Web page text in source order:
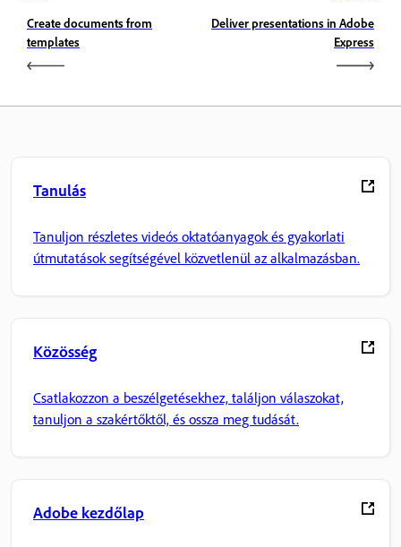
Create documents from
templates
Deliver presentations in Adobe
Express
Tanulás
Tanuljon részletes videós oktatóanyagok és gyakorlati
útmutatások segítségével közvetlenül az alkalmazásban.
Közösség
Csatlakozzon a beszélgetésekhez, találjon válaszokat,
tanuljon a szakértőktől, és ossza meg tudását.
Adobe kezdőlap